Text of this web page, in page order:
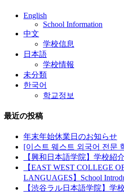
English
School Information
中文
学校信息
日本語
学校情報
未分類
한국어
학교정보
最近の投稿
年末年始休業日のお知らせ
[이스트 웨스트 외국어 전문
【興和日本語学院】学校紹介
【EAST WEST COLLEGE
LANGUAGES】School
【渋谷ラル日本語学院】学